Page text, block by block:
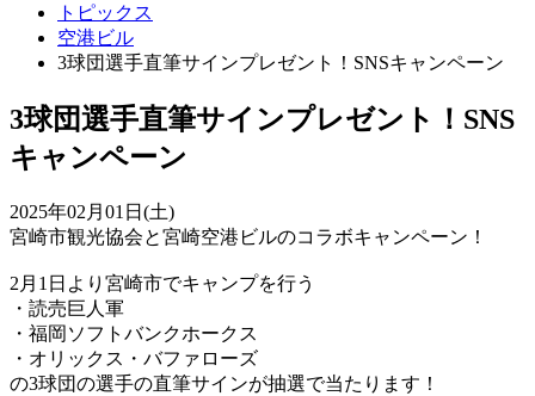
トピックス
空港ビル
3球団選手直筆サインプレゼント！SNSキャンペーン
3球団選手直筆サインプレゼント！SNS
キャンペーン
2025年02月01日(土)
宮崎市観光協会と宮崎空港ビルのコラボキャンペーン！
2月1日より宮崎市でキャンプを行う
・読売巨人軍
・福岡ソフトバンクホークス
・オリックス・バファローズ
の3球団の選手の直筆サインが抽選で当たります！